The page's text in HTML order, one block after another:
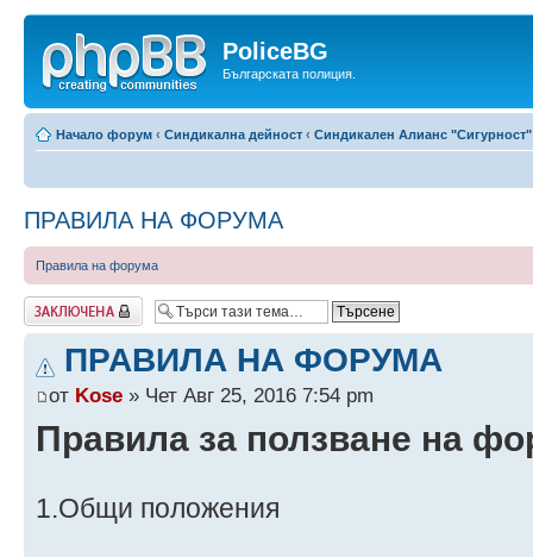
PoliceBG
Българската полиция.
Начало форум ‹ Синдикална дейност ‹ Синдикален Алианс
ПРАВИЛА НА ФОРУМА
Правила на форума
Заключена
ПРАВИЛА НА ФОРУМА
от Kose » Чет Авг 25, 2016 7:54 pm
Правила за ползване на
1.Общи положения